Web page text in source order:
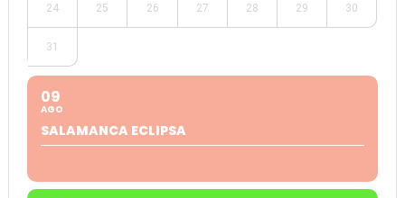
24 25 26 27 28 29 30
31
09
AGO
SALAMANCA ECLIPSA